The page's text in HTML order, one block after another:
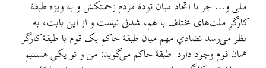
ملی و… جز با اتحاد میان تودهٔ مردم زحمتکش و به ویژه طبقهٔ
کارگرِ ملت‌های مختلف با هم، شدنی نیست و از این بابت، به
نظر می‌رسد تضادي مهم میان طبقهٔ حاکم یک قوم با طبقهٔ کارگر
همان قوم وجود دارد. طبقهٔ حاکم می‌گوید: من و تو یکی هستیم